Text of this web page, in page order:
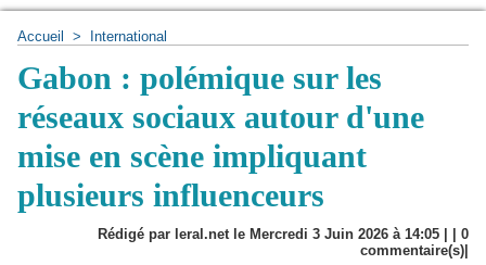
Accueil > International
Gabon : polémique sur les
réseaux sociaux autour d'une
mise en scène impliquant
plusieurs influenceurs
Rédigé par leral.net le Mercredi 3 Juin 2026 à 14:05 | | 0
commentaire(s)|